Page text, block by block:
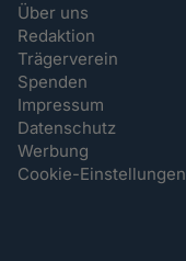
Über uns
Redaktion
Trägerverein
Spenden
Impressum
Datenschutz
Werbung
Cookie-Einstellungen